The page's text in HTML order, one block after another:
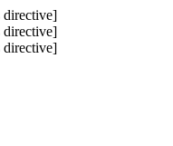
directive]
directive]
directive]